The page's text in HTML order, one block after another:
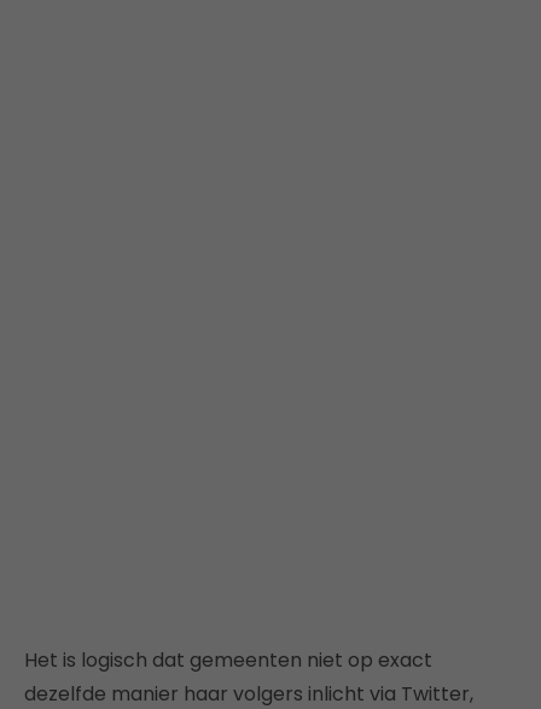
Het is logisch dat gemeenten niet op exact
dezelfde manier haar volgers inlicht via Twitter,